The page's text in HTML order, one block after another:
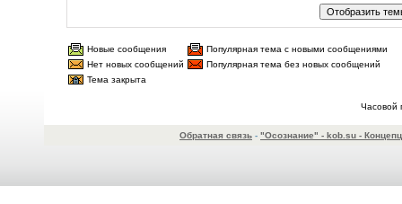
Новые сообщения
Популярная тема с новыми сообщениями
Нет новых сообщений
Популярная тема без новых сообщений
Тема закрыта
Часовой
Обратная связь - "Осознание" - kob.su -